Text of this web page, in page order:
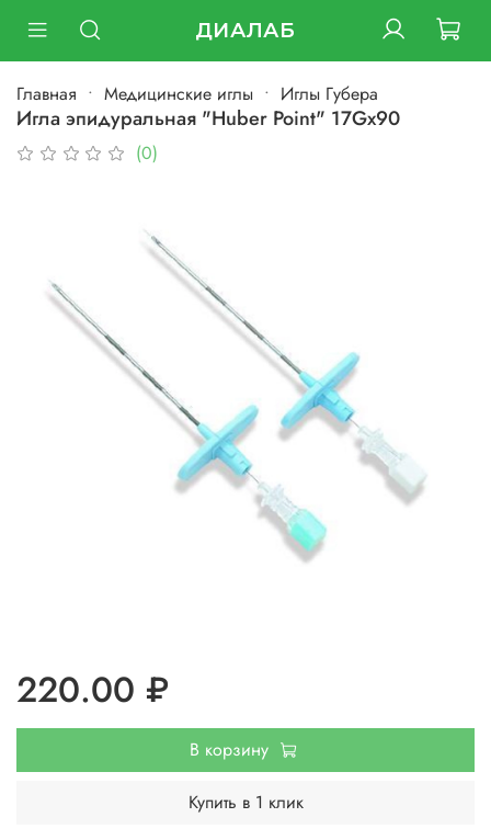
ДИАЛАБ
Главная Медицинские иглы Иглы Губера
Игла эпидуральная "Huber Point" 17Gх90
(0)
220.00 ₽
В корзину
Купить в 1 клик